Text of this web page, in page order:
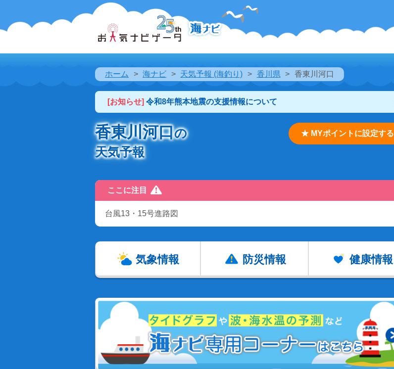
ホーム 海ナビ 天気予報 (海釣り) 香川県 香東川河口
[お知らせ] 令和8年熊本地震の支援情報について
香東川河口の
天気予報
★ MYポイントに設定する
ここに注目
台風13・15号進路図
気象情報 防災情報 健康情報